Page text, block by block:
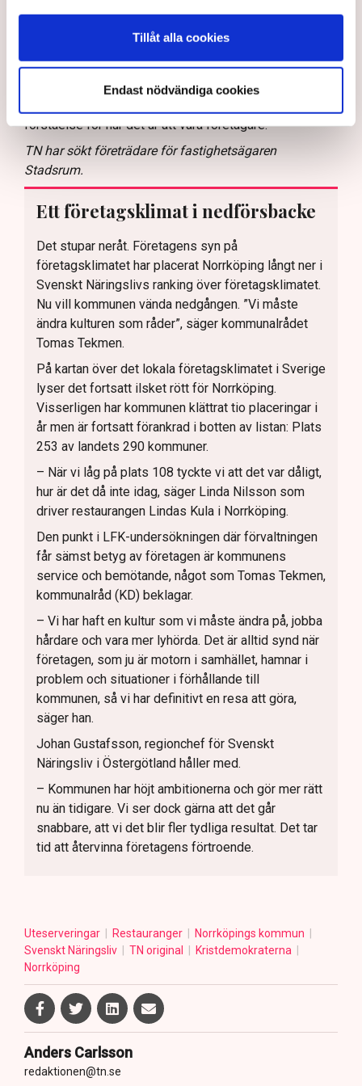
Tillåt alla cookies
Endast nödvändiga cookies
mig åt allt diskuterande fram och tillbaka där det verkar
andra gör. Och då sitter jag ändå med i
Samhällsplaneringsnämnden i kommunen där
förståelse för hur det är att vara företagare.
TN har sökt företrädare för fastighetsägaren
Stadsrum.
Ett företagsklimat i nedförsbacke
Det stupar neråt. Företagens syn på
företagsklimatet har placerat Norrköping långt ner i
Svenskt Näringslivs ranking över företagsklimatet.
Nu vill kommunen vända nedgången. ”Vi måste
ändra kulturen som råder”, säger kommunalrådet
Tomas Tekmen.
På kartan över det lokala företagsklimatet i Sverige
lyser det fortsatt ilsket rött för Norrköping.
Visserligen har kommunen klättrat tio placeringar i
år men är fortsatt förankrad i botten av listan: Plats
253 av landets 290 kommuner.
– När vi låg på plats 108 tyckte vi att det var dåligt,
hur är det då inte idag, säger Linda Nilsson som
driver restaurangen Lindas Kula i Norrköping.
Den punkt i LFK-undersökningen där förvaltningen
får sämst betyg av företagen är kommunens
service och bemötande, något som Tomas Tekmen,
kommunalråd (KD) beklagar.
– Vi har haft en kultur som vi måste ändra på, jobba
hårdare och vara mer lyhörda. Det är alltid synd när
företagen, som ju är motorn i samhället, hamnar i
problem och situationer i förhållande till
kommunen, så vi har definitivt en resa att göra,
säger han.
Johan Gustafsson, regionchef för Svenskt
Näringsliv i Östergötland håller med.
– Kommunen har höjt ambitionerna och gör mer rätt
nu än tidigare. Vi ser dock gärna att det går
snabbare, att vi det blir fler tydliga resultat. Det tar
tid att återvinna företagens förtroende.
Uteserveringar Restauranger
Norrköpings kommun
Svenskt Näringsliv
TN original
Kristdemokraterna
Norrköping
Anders Carlsson
redaktionen@tn.se